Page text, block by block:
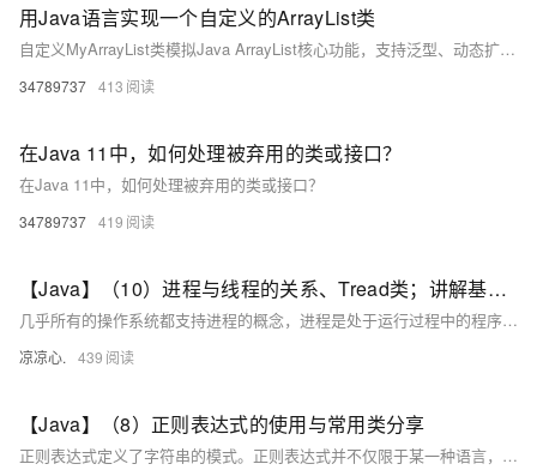
用Java语言实现一个自定义的ArrayList类
自定义MyArrayList类模拟Java ArrayList核心功能，支持泛型、动态扩容（1.5倍）、增删改查及越界检查，底层用Object数组实现，适合学习动态数组原理。
34789737 413
在Java 11中，如何处理被弃用的类或接口？
在Java 11中，如何处理被弃用的类或接口？
34789737 419
【Java】（10）进程与线程的关系、Tread类；讲解基本线程安全、网络编程内容；JSON序列化与反序列化
几乎所有的操作系统都支持进程的概念，进程是处于运行过程中的程序，并且具有一定的独立功能，进程是系统进行资源分配和调度的一个独立单位一般而言，进程包含如下三个特征。独立性动态性并发性。
凉凉心. 439
【Java】（8）正则表达式的使用与常用类分享
正则表达式定义了字符串的模式。正则表达式并不仅限于某一种语言，但是在每种语言中有细微的差别。